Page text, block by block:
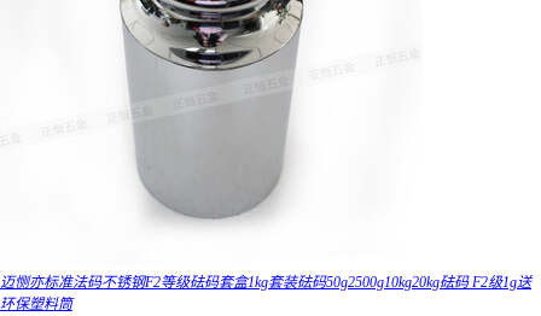
迈恻亦标准法码不锈钢F2等级砝码套盒1kg套装砝码50g2500g10kg20kg砝码 F2级1g送
环保塑料筒